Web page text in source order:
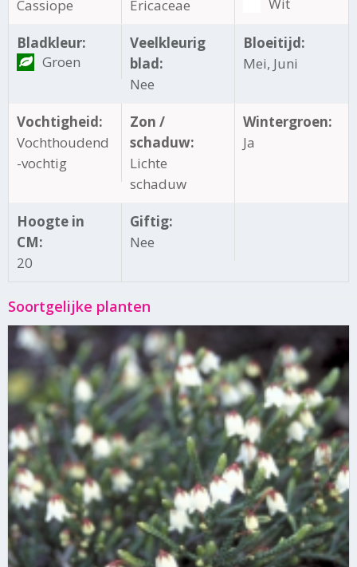
Cassiope
Ericaceae
Bladkleur:
Groen
Veelkleurig
blad:
Nee
Bloeitijd:
Mei, Juni
Vochtigheid:
Vochthoudend
-vochtig
Zon /
schaduw:
Lichte
schaduw
Wintergroen:
Ja
Hoogte in
CM:
20
Giftig:
Nee
Soortgelijke planten